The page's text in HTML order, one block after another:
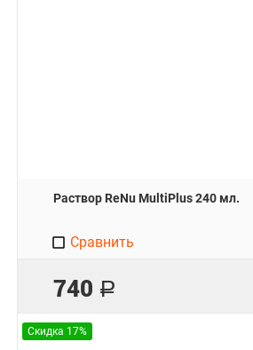
Раствор ReNu MultiPlus 240 мл.
740 Р
Сравнить
Скидка 17%